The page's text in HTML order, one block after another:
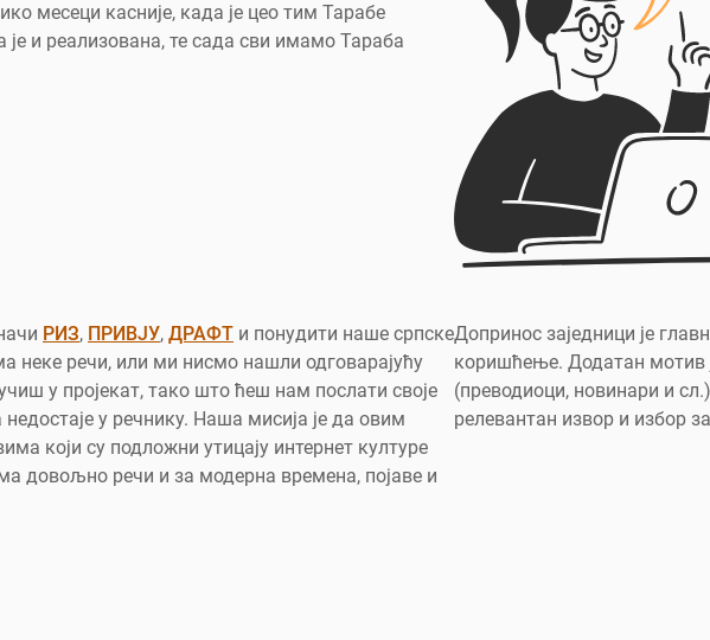
месеци касније, када је цео тим Тарабе
и реализована, те сада сви имамо Тараба
РИЗ, ПРИВЈУ, ДРАФТ и понудити наше српске
неке речи, или ми нисмо нашли одговарајућу
у пројекат, тако што ћеш нам послати своје
недостаје у речнику. Наша мисија је да овим
који су подложни утицају интернет културе
довољно речи и за модерна времена, појаве и
Допринос заједници је
коришћење. Додатан мотив
(преводиоци, новинари и
релевантан извор и избор